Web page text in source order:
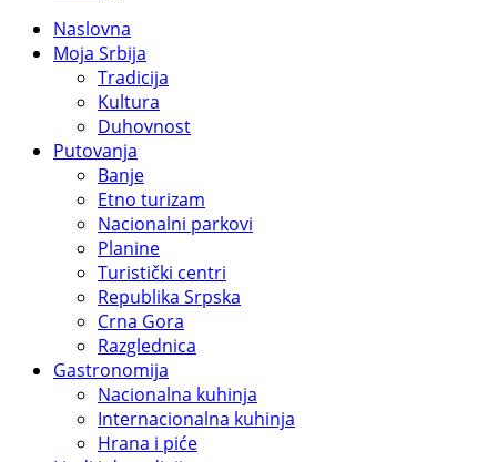
Naslovna
Moja Srbija
Tradicija
Kultura
Duhovnost
Putovanja
Banje
Etno turizam
Nacionalni parkovi
Planine
Turistički centri
Republika Srpska
Crna Gora
Razglednica
Gastronomija
Nacionalna kuhinja
Internacionalna kuhinja
Hrana i piće